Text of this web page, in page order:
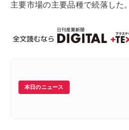
主要市場の主要品種で続落した。
本日のニュース